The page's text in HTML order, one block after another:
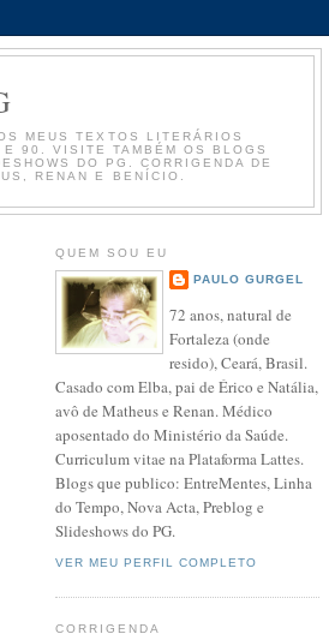
MEUS TEXTOS LITERÁRIOS
90. VISITE TAMBÉM OS BLOGS
DO PG. CORRIGENDA DE
RENAN E BENÍCIO.
QUEM SOU EU
PAULO GURGEL
72 anos, natural de
Fortaleza (onde
resido), Ceará, Brasil.
Casado com Elba, pai de Érico e Natália,
avô de Matheus e Renan. Médico
aposentado do Ministério da Saúde.
Curriculum vitae na Plataforma Lattes.
Blogs que publico: EntreMentes, Linha
do Tempo, Nova Acta, Preblog e
Slideshows do PG.
VER MEU PERFIL COMPLETO
CORRIGENDA